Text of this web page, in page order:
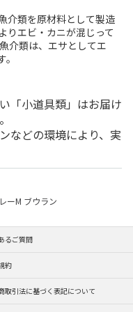
介類を原材料として製造
りエビ・カニが混じって
介類は、エサとしてエ
「小道具類」はお届け
などの環境により、実
ーM ブウラン
るご質問
約
取引法に基づく表記について